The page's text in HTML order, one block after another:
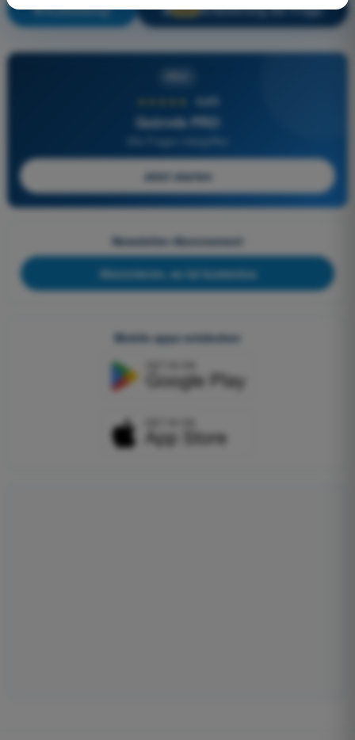
Ausbildung! 🔒 PRO Erläuterung der Frage
4,6/5
Quizvds PRO
Alle Fragen inbegriffen
Jetzt starten
Newsletter-Abonnement
Abonnieren, es ist kostenlos
Mobile apps entdecken